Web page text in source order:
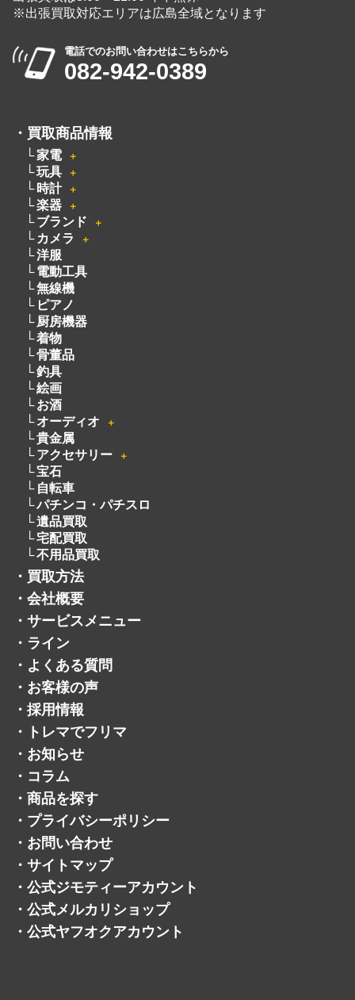
定休日：月曜日・火曜日
出張買取は8:00～21:00 年中無休
電話でのお問い合わせはこちらから
買取商品情報
家電
玩具
時計 ＋
楽器 ＋
ブランド
カメラ ＋
洋服
電動工具
無線機
ピアノ
厨房機器
着物
骨董品
釣具
絵画
お酒
オーディオ
＋
貴金属
アクセサリー
宝石
自転車
パチンコ・パチスロ
遺品買取
宅配買取
不用品買取
・ 買取方法
・ 会社概要
・ サービスメニュー
・ ライン
・ よくある質問
・ お客様の声
・
採用情報
・ トレマでフリマ
・ お知らせ
・ コラム
・ 商品を探す
・ プライバシーポリシー
・ お問い合わせ
・ サイトマップ
・ 公式ジモティーアカウント
・ 公式メルカリショップ